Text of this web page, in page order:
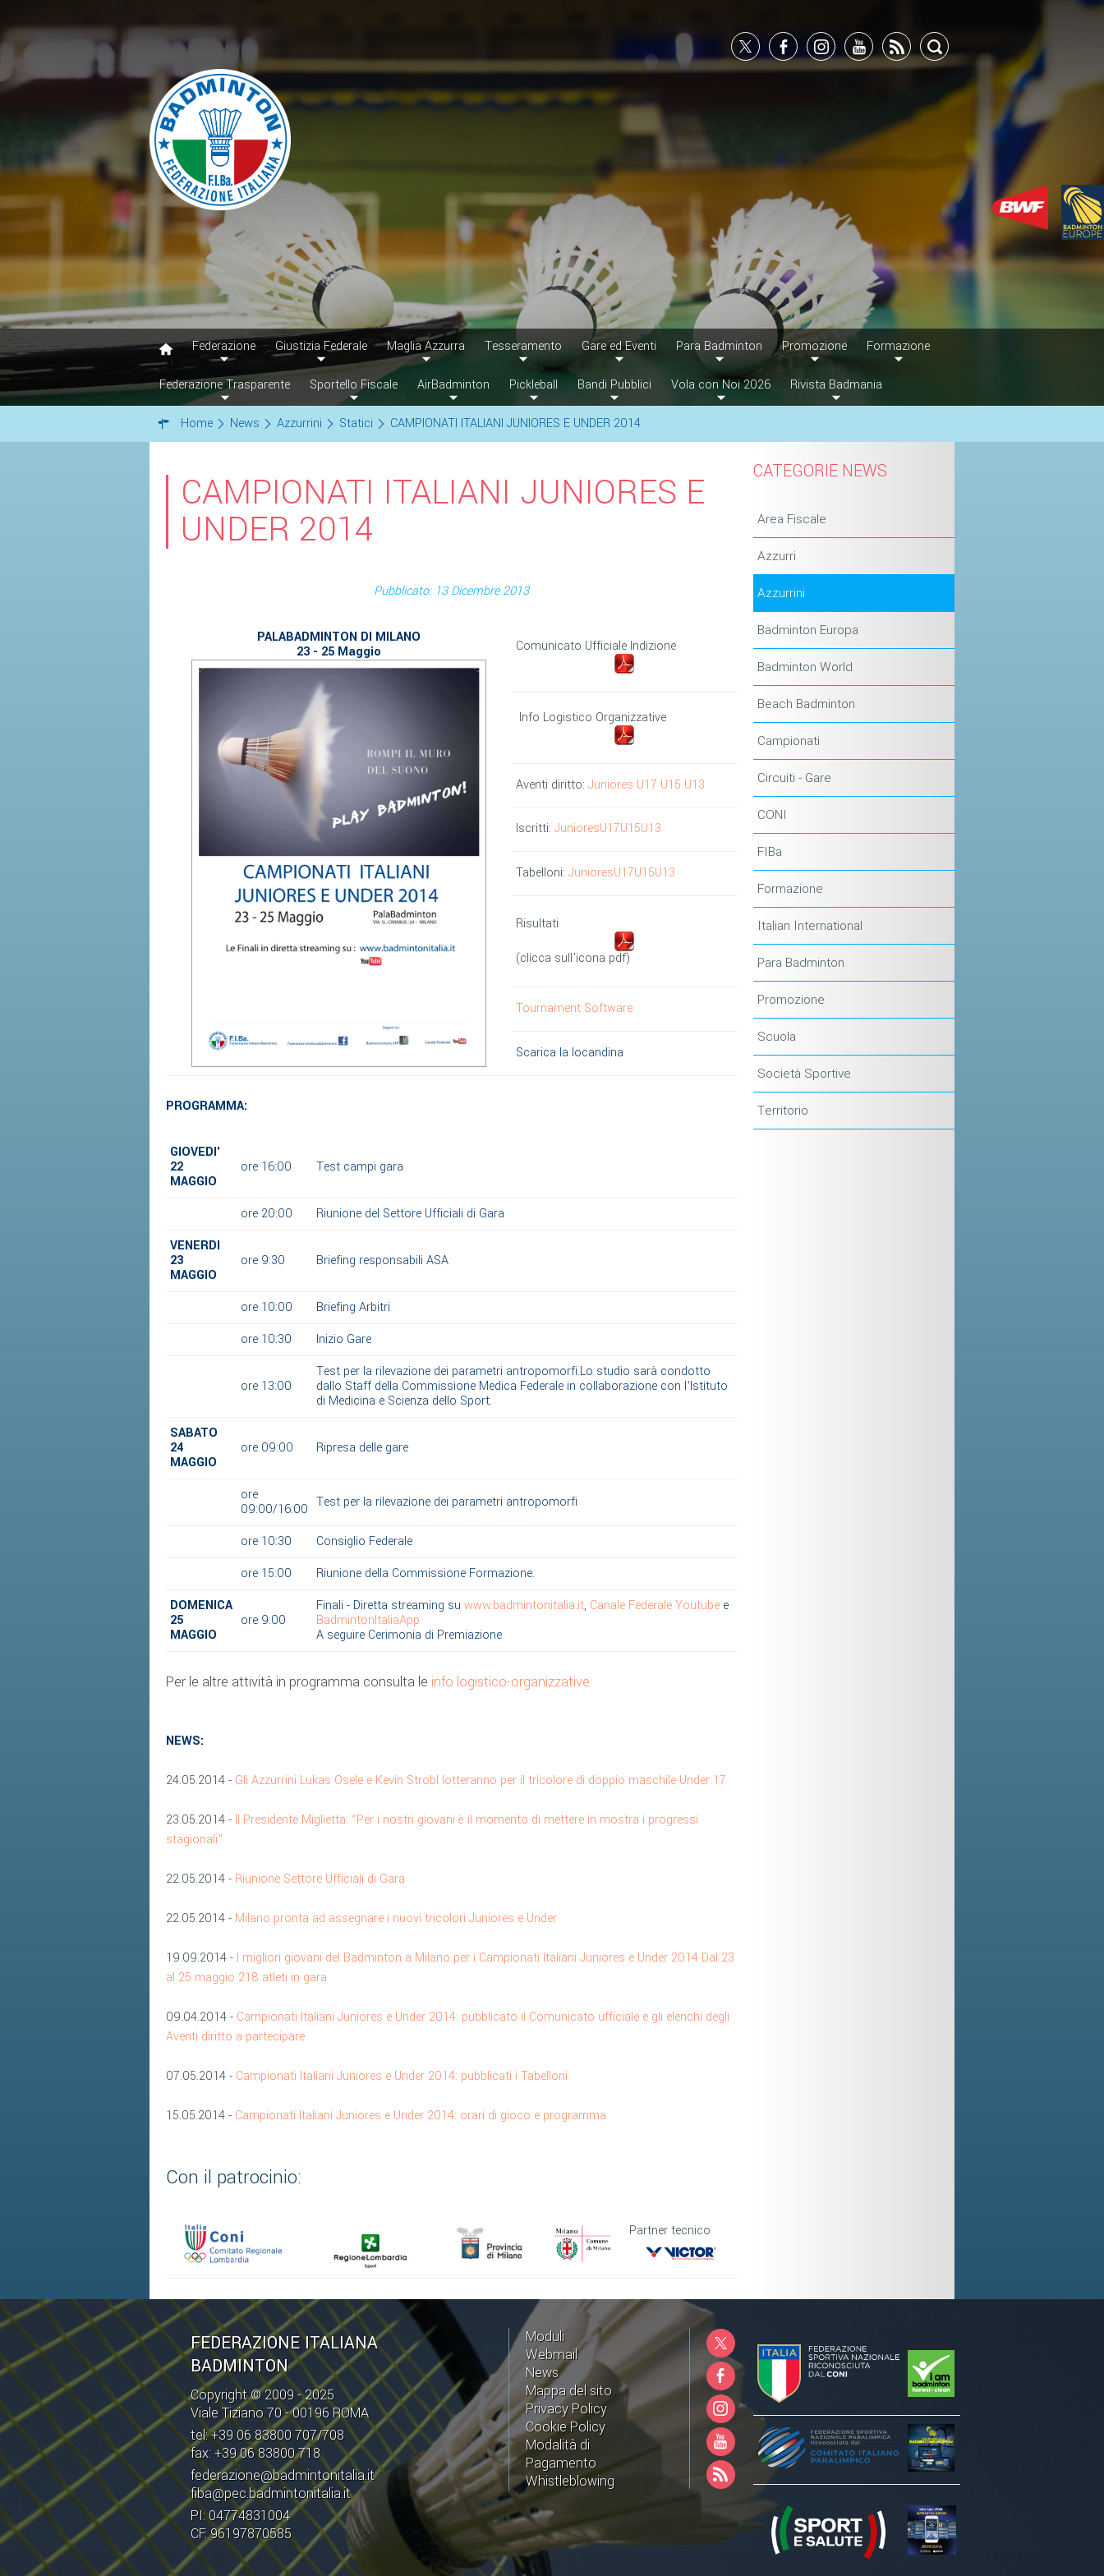
Federazione Giustizia Federale Maglia Azzurra Tesseramento Gare ed Eventi Para Badminton Promozione Formazione
Federazione Trasparente Sportello Fiscale AirBadminton Pickleball Bandi Pubblici Vola con Noi 2026 Rivista Badmania
Home News Azzurrini Statici CAMPIONATI ITALIANI JUNIORES E UNDER 2014
CAMPIONATI ITALIANI JUNIORES E
UNDER 2014
Pubblicato: 13 Dicembre 2013
PALABADMINTON DI MILANO
23 - 25 Maggio
Comunicato Ufficiale Indizione
Info Logistico Organizzative
Aventi diritto: Juniores U17 U15 U13
Iscritti: JunioresU17U15U13
Tabelloni: JunioresU17U15U13
Risultati
(clicca sull'icona pdf)
Tournament Software
Scarica la locandina
PROGRAMMA:
GIOVEDI'
22
MAGGIO
ore 16:00 Test campi gara
ore 20:00
Riunione del Settore Ufficiali di Gara
VENERDI
23
MAGGIO
ore 9:30 Briefing responsabili ASA
ore 10:00
Briefing Arbitri
ore 10:30
Inizio Gare
ore 13:00
Test per la rilevazione dei parametri antropomorfi.Lo studio sarà condotto
dallo Staff della Commissione Medica Federale in collaborazione con l’Istituto
di Medicina e Scienza dello Sport.
SABATO
24
MAGGIO
ore 09:00 Ripresa delle gare
ore
09:00/16:00 Test per la rilevazione dei parametri antropomorfi
ore 10:30
Consiglio Federale
ore 15:00
Riunione della Commissione Formazione.
DOMENICA
25
MAGGIO
ore 9:00
Finali - Diretta streaming su www.badmintonitalia.it, Canale Federale Youtube e
BadmintonItaliaApp
A seguire Cerimonia di Premiazione
Per le altre attività in programma consulta le info logistico-organizzative
NEWS:
24.05.2014 - Gli Azzurrini Lukas Osele e Kevin Strobl lotteranno per il tricolore di doppio maschile Under 17
23.05.2014 - Il Presidente Miglietta: “Per i nostri giovani è il momento di mettere in mostra i progressi
stagionali”
22.05.2014 - Riunione Settore Ufficiali di Gara
22.05.2014 - Milano pronta ad assegnare i nuovi tricolori Juniores e Under
19.09.2014 - I migliori giovani del Badminton a Milano per i Campionati Italiani Juniores e Under 2014 Dal 23
al 25 maggio 218 atleti in gara
09.04.2014 - Campionati Italiani Juniores e Under 2014: pubblicato il Comunicato ufficiale e gli elenchi degli
Aventi diritto a partecipare
07.05.2014 - Campionati Italiani Juniores e Under 2014: pubblicati i Tabelloni
15.05.2014 - Campionati Italiani Juniores e Under 2014: orari di gioco e programma
Con il patrocinio:
Partner tecnico
CATEGORIE NEWS
Area Fiscale
Azzurri
Azzurrini
Badminton Europa
Badminton World
Beach Badminton
Campionati
Circuiti - Gare
CONI
FIBa
Formazione
Italian International
Para Badminton
Promozione
Scuola
Società Sportive
Territorio
FEDERAZIONE ITALIANA
BADMINTON
Copyright © 2009 - 2025
Viale Tiziano 70 - 00196 ROMA
tel: +39 06 83800 707/708
fax: +39 06 83800 718
federazione@badmintonitalia.it
fiba@pec.badmintonitalia.it
PI: 04774831004
CF: 96197870585
Moduli
Webmail
News
Mappa del sito
Privacy Policy
Cookie Policy
Modalità di
Pagamento
Whistleblowing